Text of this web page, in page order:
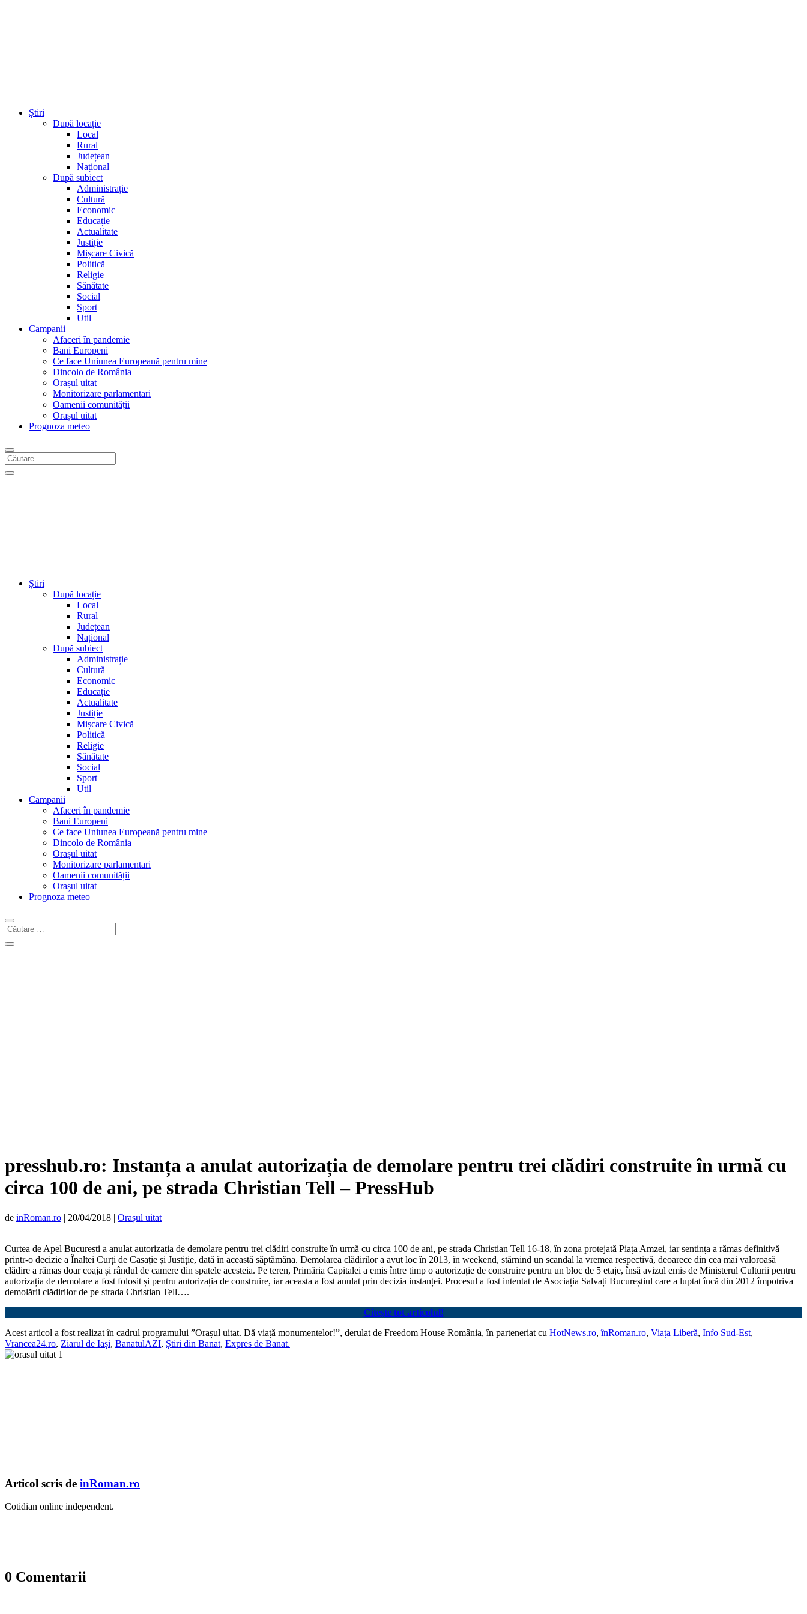
Știri
După locație
Local
Rural
Județean
Național
După subiect
Administrație
Cultură
Economic
Educație
Actualitate
Justiție
Mișcare Civică
Politică
Religie
Sănătate
Social
Sport
Util
Campanii
Afaceri în pandemie
Bani Europeni
Ce face Uniunea Europeană pentru mine
Dincolo de România
Orașul uitat
Monitorizare parlamentari
Oamenii comunității
Orașul uitat
Prognoza meteo
Știri
După locație
Local
Rural
Județean
Național
După subiect
Administrație
Cultură
Economic
Educație
Actualitate
Justiție
Mișcare Civică
Politică
Religie
Sănătate
Social
Sport
Util
Campanii
Afaceri în pandemie
Bani Europeni
Ce face Uniunea Europeană pentru mine
Dincolo de România
Orașul uitat
Monitorizare parlamentari
Oamenii comunității
Orașul uitat
Prognoza meteo
presshub.ro: Instanța a anulat autorizația de demolare pentru trei clădiri construite în urmă cu
circa 100 de ani, pe strada Christian Tell – PressHub
de inRoman.ro | 20/04/2018 | Orașul uitat
Curtea de Apel București a anulat autorizația de demolare pentru trei clădiri construite în urmă cu circa 100 de ani, pe strada Christian Tell 16-18, în zona protejată Piața Amzei, iar sentința a rămas definitivă
printr-o decizie a Înaltei Curți de Casație și Justiție, dată în această săptămâna. Demolarea clădirilor a avut loc în 2013, în weekend, stârnind un scandal la vremea respectivă, deoarece din cea mai valoroasă
clădire a rămas doar coaja și rândul de camere din spatele acesteia. Pe teren, Primăria Capitalei a emis între timp o autorizație de construire pentru un bloc de 5 etaje, însă avizul emis de Ministerul Culturii pentru
autorizația de demolare a fost folosit și pentru autorizația de construire, iar aceasta a fost anulat prin decizia instanței. Procesul a fost intentat de Asociația Salvați Bucureștiul care a luptat încă din 2012 împotriva
demolării clădirilor de pe strada Christian Tell….
Citește tot articolul!
Acest articol a fost realizat în cadrul programului ”Orașul uitat. Dă viață monumentelor!”, derulat de Freedom House România, în parteneriat cu HotNews.ro,înRoman.ro, Viața Liberă, Info Sud-Est,
Vrancea24.ro, Ziarul de Iași, BanatulAZI, Știri din Banat, Expres de Banat.
Articol scris de inRoman.ro
Cotidian online independent.
0 Comentarii